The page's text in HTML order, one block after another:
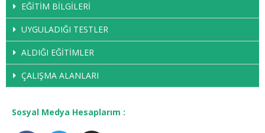
EĞİTİM BİLGİLERİ
UYGULADIĞI TESTLER
ALDIĞI EĞİTİMLER
ÇALIŞMA ALANLARI
Sosyal Medya Hesaplarım :